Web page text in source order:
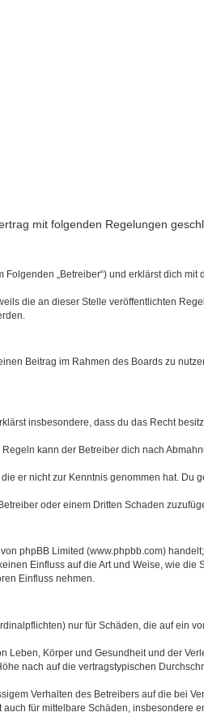
mit folgenden Regelungen
„Betreiber“) und erklärst dich mit
die an dieser Stelle veröffentlichten
Beitrag im Rahmen des Boards zu
insbesondere, dass du das Recht
kann der Betreiber dich nach
er nicht zur Kenntnis genommen hat. Du
oder einem Dritten Schaden
phpBB Limited (www.phpbb.com) handelt;
Einfluss auf die Art und Weise, wie die
Einfluss nehmen.
nur für Schäden, die auf ein
Leben, Körper und Gesundheit und der
nach auf die vertragstypischen
Verhalten des Betreibers auf die bei
für mittelbare Schäden, insbesondere